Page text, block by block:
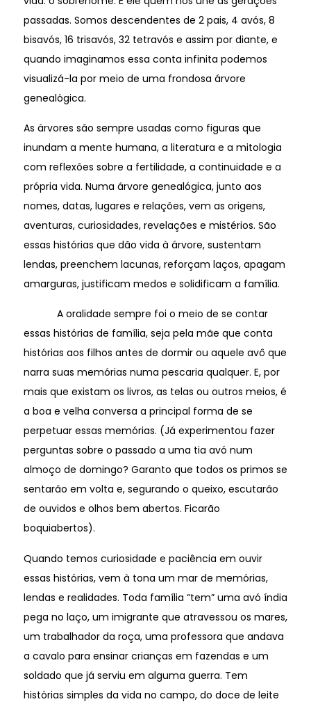
passadas. Somos descendentes de 2 pais, 4 avós, 8
bisavós, 16 trisavós, 32 tetravós e assim por diante, e
quando imaginamos essa conta infinita podemos
visualizá-la por meio de uma frondosa árvore
genealógica.
As árvores são sempre usadas como figuras que
inundam a mente humana, a literatura e a mitologia
com reflexões sobre a fertilidade, a continuidade e a
própria vida. Numa árvore genealógica, junto aos
nomes, datas, lugares e relações, vem as origens,
aventuras, curiosidades, revelações e mistérios. São
essas histórias que dão vida à árvore, sustentam
lendas, preenchem lacunas, reforçam laços, apagam
amarguras, justificam medos e solidificam a família.
A oralidade sempre foi o meio de se contar
essas histórias de família, seja pela mãe que conta
histórias aos filhos antes de dormir ou aquele avô que
narra suas memórias numa pescaria qualquer. E, por
mais que existam os livros, as telas ou outros meios, é
a boa e velha conversa a principal forma de se
perpetuar essas memórias. (Já experimentou fazer
perguntas sobre o passado a uma tia avó num
almoço de domingo? Garanto que todos os primos se
sentarão em volta e, segurando o queixo, escutarão
de ouvidos e olhos bem abertos. Ficarão
boquiabertos).
Quando temos curiosidade e paciência em ouvir
essas histórias, vem à tona um mar de memórias,
lendas e realidades. Toda família “tem” uma avó índia
pega no laço, um imigrante que atravessou os mares,
um trabalhador da roça, uma professora que andava
a cavalo para ensinar crianças em fazendas e um
soldado que já serviu em alguma guerra. Tem
histórias simples da vida no campo, do doce de leite